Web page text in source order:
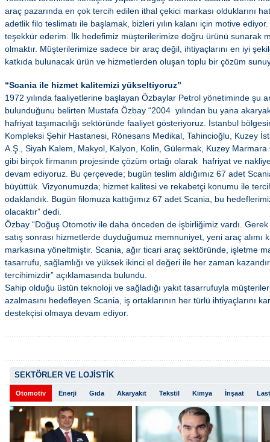
araç pazarında en çok tercih edilen ithal çekici markası olduklarını
adetlik filo teslimatı ile başlamak, bizleri yılın kalanı için motive
teşekkür ederim. İlk hedefimiz müşterilerimize doğru ürünü sunarak
olmaktır. Müşterilerimize sadece bir araç değil, ihtiyaçlarını en iyi
katkıda bulunacak ürün ve hizmetlerden oluşan toplu bir çözüm
“Scania ile hizmet kalitemizi yükseltiyoruz”
1972 yılında faaliyetlerine başlayan Özbaylar Petrol yönetiminde şu
bulunduğunu belirten Mustafa Özbay “2004 yılından bu yana
hafriyat taşımacılığı sektöründe faaliyet gösteriyoruz. İstanbul
Kompleksi Şehir Hastanesi, Rönesans Medikal, Tahincioğlu, Kuzey
A.Ş., Siyah Kalem, Makyol, Kalyon, Kolin, Gülermak, Kuzey
gibi birçok firmanın projesinde çözüm ortağı olarak hafriyat ve
devam ediyoruz. Bu çerçevede; bugün teslim aldığımız 67 adet
büyüttük. Vizyonumuzda; hizmet kalitesi ve rekabetçi konumu ile
odaklandık. Bugün filomuza kattığımız 67 adet Scania, bu
olacaktır” dedi.
Özbay “Doğuş Otomotiv ile daha önceden de işbirliğimiz vardı. Gerek
satış sonrası hizmetlerde duyduğumuz memnuniyet, yeni araç alımı
markasına yöneltmiştir. Scania, ağır ticari araç sektöründe, işletme
tasarrufu, sağlamlığı ve yüksek ikinci el değeri ile her zaman
tercihimizdir” açıklamasında bulundu.
Sahip olduğu üstün teknoloji ve sağladığı yakıt tasarrufuyla
azalmasını hedefleyen Scania, iş ortaklarının her türlü ihtiyaçlarını
destekçisi olmaya devam ediyor.
SEKTÖRLER VE LOJİSTİK
Otomotiv Enerji Gıda Akaryakıt Tekstil Kimya İnşaat